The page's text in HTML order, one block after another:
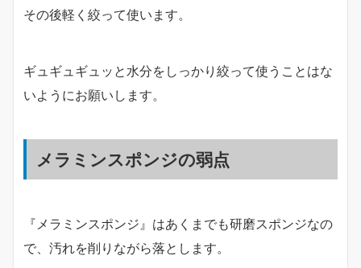
その後軽く絞って使います。
ギュギュギュッと水分をしっかり絞って使うことはな
いようにお願いします。
メラミンスポンジの弱点
『メラミンスポンジ』はあくまでも研磨スポンジなの
で、汚れを削りながら落とします。